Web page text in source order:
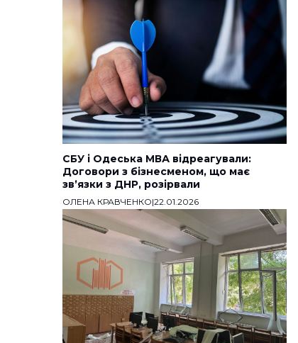
СБУ і Одеська МВА відреагували:
Договори з бізнесменом, що має
звʼязки з ДНР, розірвали
ОЛЕНА КРАВЧЕНКО|22.01.2026